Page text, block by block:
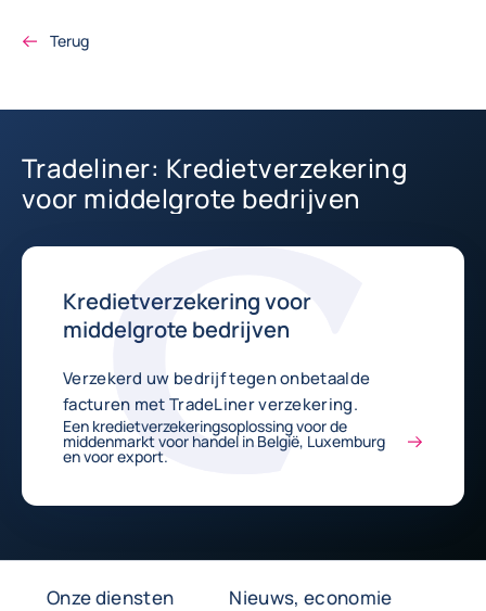
Terug
Tradeliner: Kredietverzekering
voor middelgrote bedrijven
Kredietverzekering voor
middelgrote bedrijven
Verzekerd uw bedrijf tegen onbetaalde
facturen met TradeLiner verzekering.
Een kredietverzekeringsoplossing voor de
middenmarkt voor handel in België, Luxemburg
en voor export.
Onze diensten
Nieuws, economie